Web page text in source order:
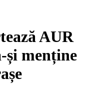
AUR
și menține